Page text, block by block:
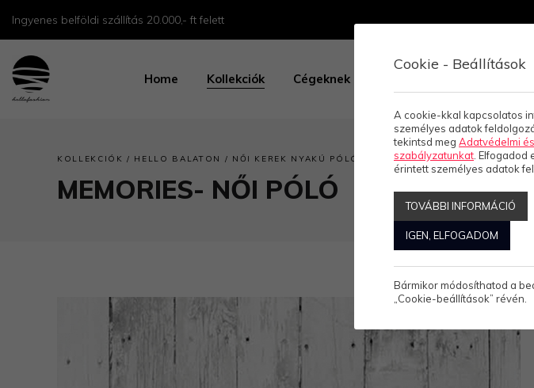
Ingyenes belföldi szállítás 20.000,- ft felett
Home Kollekciók Cégeknek
KOLLEKCIÓK / HELLO BALATON / NŐI KEREK NYAKÚ PÓLÓ MEMORIES- NŐI PÓLÓ
MEMORIES- NŐI PÓLÓ
Cookie - Beállítások
A cookie-kkal kapcsolatos
személyes adatok
tekintsd meg Adatvédelmi
szabályzatunkat .
érintett személyes adatok
TOVÁBBI INFORMÁCIÓ
IGEN, ELFOGADOM
Bármikor módosíthatod a
„Cookie-beállítások” révén.